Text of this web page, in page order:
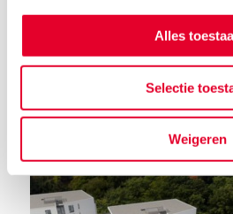
Alles
Selectie
Weigeren
Terug naar het nieuwsoverzicht